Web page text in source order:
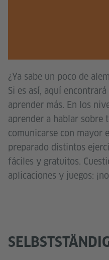
¿Ya sabe un poco de
Si es así, aquí
aprender más. En los
aprender a hablar sobre
comunicarse con mayor
preparado distintos
fáciles y gratuitos.
aplicaciones y juegos: